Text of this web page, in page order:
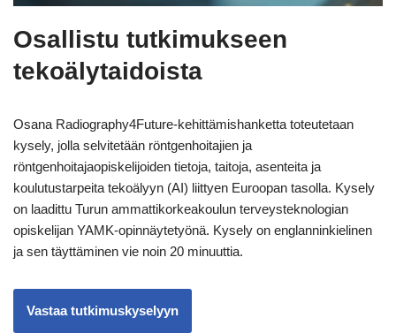
Osallistu tutkimukseen
tekoälytaidoista
Osana Radiography4Future-kehittämishanketta toteutetaan
kysely, jolla selvitetään röntgenhoitajien ja
röntgenhoitajaopiskelijoiden tietoja, taitoja, asenteita ja
koulutustarpeita tekoälyyn (AI) liittyen Euroopan tasolla. Kysely
on laadittu Turun ammattikorkeakoulun terveysteknologian
opiskelijan YAMK‑opinnäytetyönä. Kysely on englanninkielinen
ja sen täyttäminen vie noin 20 minuuttia.
Vastaa tutkimuskyselyyn